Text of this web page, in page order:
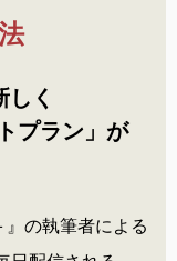
く
プラン」が
の執筆者による